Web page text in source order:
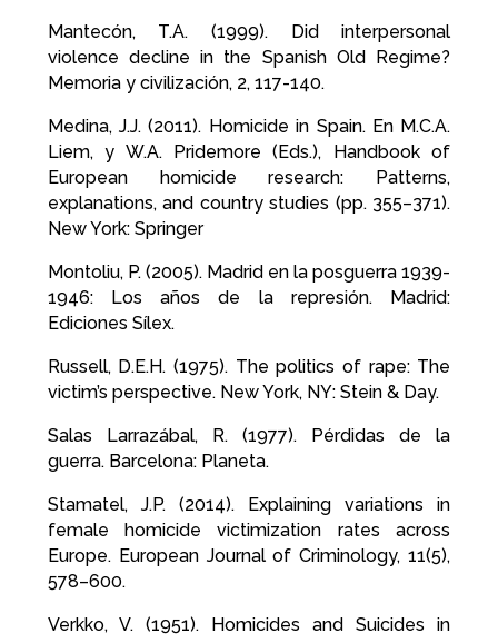
Mantecón, T.A. (1999). Did interpersonal
violence decline in the Spanish Old Regime?
Memoria y civilización, 2, 117-140.
Medina, J.J. (2011). Homicide in Spain. En M.C.A.
Liem, y W.A. Pridemore (Eds.), Handbook of
European homicide research: Patterns,
explanations, and country studies (pp. 355–371).
New York: Springer
Montoliu, P. (2005). Madrid en la posguerra 1939-
1946: Los años de la represión. Madrid:
Ediciones Sílex.
Russell, D.E.H. (1975). The politics of rape: The
victim’s perspective. New York, NY: Stein & Day.
Salas Larrazábal, R. (1977). Pérdidas de la
guerra. Barcelona: Planeta.
Stamatel, J.P. (2014). Explaining variations in
female homicide victimization rates across
Europe. European Journal of Criminology, 11(5),
578–600.
Verkko, V. (1951). Homicides and Suicides in